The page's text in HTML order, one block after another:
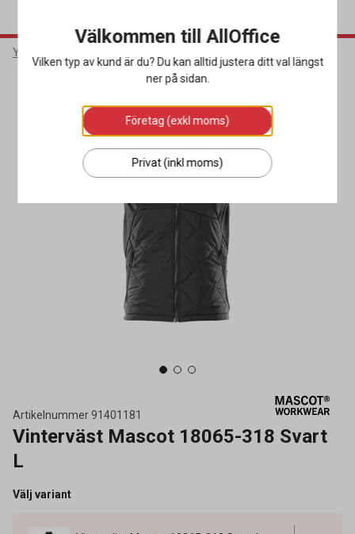
Yrkeskläder & Skydd
Artikelnummer91401181
Vinterväst Mascot 18065-318 Svart
L
Välj variant
Välkommen till AllOffice
Vilken typ av kund är du? Du kan alltid justera ditt val längst
ner på sidan.
Företag (exkl moms)
Privat (inkl moms)